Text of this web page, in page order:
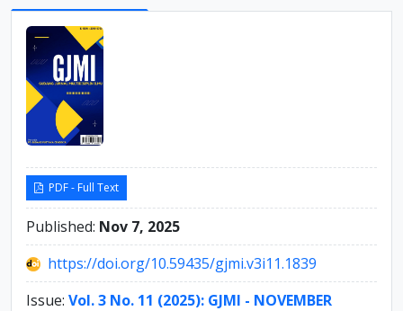
PDF - Full Text
Published: Nov 7, 2025
https://doi.org/10.59435/gjmi.v3i11.1839
Issue: Vol. 3 No. 11 (2025): GJMI - NOVEMBER